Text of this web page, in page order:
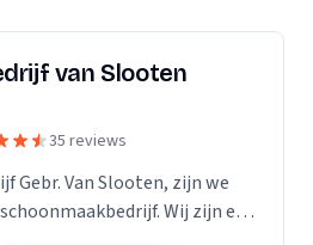
van Slooten
35 reviews
Gebr. Van Slooten, zijn we
Wij zijn een